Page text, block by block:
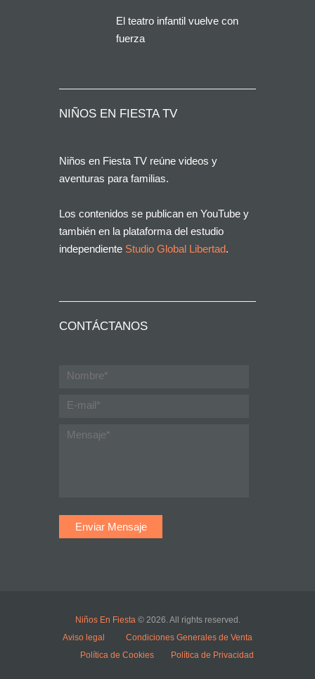
El teatro infantil vuelve con
fuerza
NIÑOS EN FIESTA TV
Niños en Fiesta TV reúne videos y
aventuras para familias.
Los contenidos se publican en YouTube y
también en la plataforma del estudio
independiente Studio Global Libertad.
CONTÁCTANOS
Niños En Fiesta© 2026. All rights reserved.
Aviso legal
Condiciones Generales de Venta
Política de Cookies
Política de Privacidad